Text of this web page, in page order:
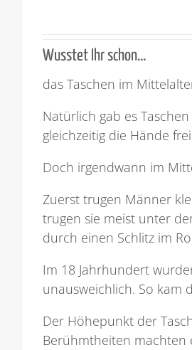
Wusstet Ihr schon…
das Taschen im
Natürlich gab es
gleichzeitig die Hände
Doch irgendwann im
Zuerst trugen Männer
trugen sie meist unter
durch einen Schlitz im
Im 18 Jahrhundert
unausweichlich. So kam
Der Höhepunkt der
Berühmtheiten machten